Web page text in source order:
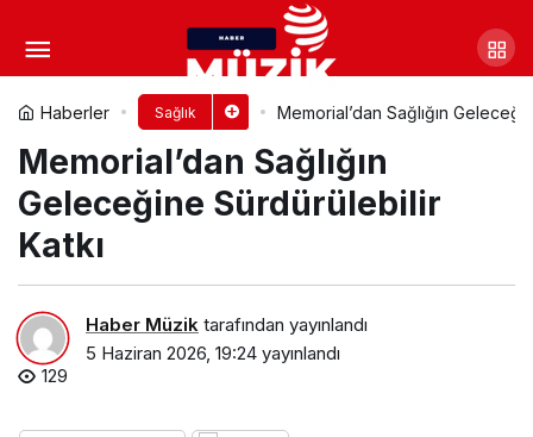
Haberler Sağlık Memorial’dan Sağlığın
Memorial’dan Sağlığın
Geleceğine Sürdürülebilir
Katkı
Haber Müzik tarafından yayınlandı
5 Haziran 2026, 19:24 yayınlandı
129
Rektör Yılmaz’dan Johns
Hopkins Teması: DEÜ Organ Naklinde
Yeni Dönem
Yorum Yap